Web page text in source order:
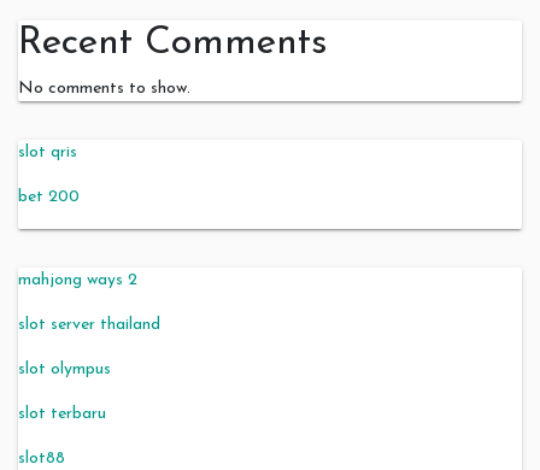
Recent Comments
No comments to show.
slot qris
bet 200
mahjong ways 2
slot server thailand
slot olympus
slot terbaru
slot88